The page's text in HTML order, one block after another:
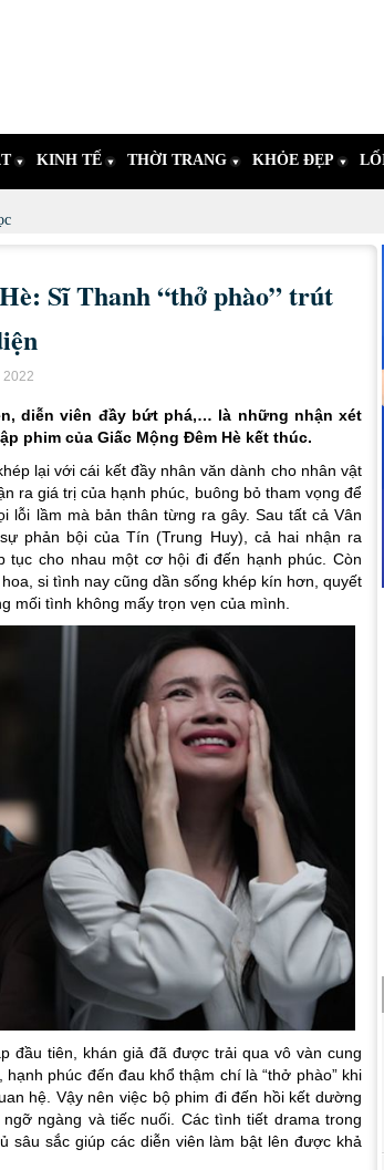
KINH TẾ THỜI TRANG KHỎE ĐẸP
Sĩ Thanh “thở phào” trút
2022
diễn viên đầy bứt phá,… là những nhận xét
phim của Giấc Mộng Đêm Hè kết thúc.
lại với cái kết đầy nhân văn dành cho nhân vật
ra giá trị của hạnh phúc, buông bỏ tham vọng để
lỗi lầm mà bản thân từng ra gây. Sau tất cả Vân
phản bội của Tín (Trung Huy), cả hai nhận ra
tục cho nhau một cơ hội đi đến hạnh phúc. Còn
si tình nay cũng dần sống khép kín hơn, quyết
mối tình không mấy trọn vẹn của mình.
đầu tiên, khán giả đã được trải qua vô vàn cung
phúc đến đau khổ thậm chí là “thở phào” khi
hệ. Vậy nên việc bộ phim đi đến hồi kết dường
ngàng và tiếc nuối. Các tình tiết drama trong
sâu sắc giúp các diễn viên làm bật lên được khả